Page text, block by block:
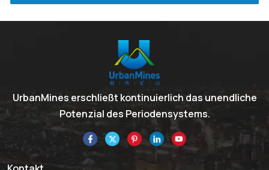
UrbanMines erschließt kontinuierlich das unendliche
Potenzial des Periodensystems.